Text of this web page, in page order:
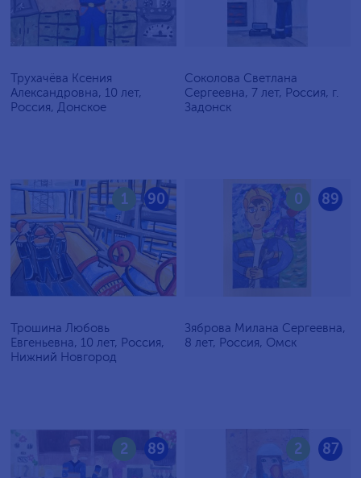
Трухачёва Ксения
Александровна, 10 лет,
Россия, Донское
Соколова Светлана
Сергеевна, 7 лет, Россия, г.
Задонск
90
1
Трошина Любовь
Евгеньевна, 10 лет, Россия,
Нижний Новгород
89
0
Зяброва Милана Сергеевна,
8 лет, Россия, Омск
89
2 87
2